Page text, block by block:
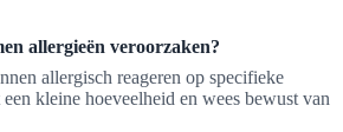
allergieën veroorzaken?
allergisch reageren op specifieke
kleine hoeveelheid en wees bewust van